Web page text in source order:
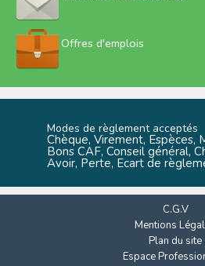
Offres d'emplois
Modes de règlement acceptés
Chèque, Virement, Espèces,
Bons CAF, Conseil général,
Avoir, Perte, Ecart de
C.G.V
Mentions
Plan du site
Espace